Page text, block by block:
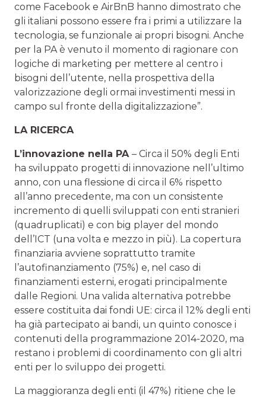
come Facebook e AirBnB hanno dimostrato che
gli italiani possono essere fra i primi a utilizzare la
tecnologia, se funzionale ai propri bisogni. Anche
per la PA è venuto il momento di ragionare con
logiche di marketing per mettere al centro i
bisogni dell’utente, nella prospettiva della
valorizzazione degli ormai investimenti messi in
campo sul fronte della digitalizzazione”.
LA RICERCA
L’innovazione nella PA – Circa il 50% degli Enti
ha sviluppato progetti di innovazione nell’ultimo
anno, con una flessione di circa il 6% rispetto
all’anno precedente, ma con un consistente
incremento di quelli sviluppati con enti stranieri
(quadruplicati) e con big player del mondo
dell’ICT (una volta e mezzo in più). La copertura
finanziaria avviene soprattutto tramite
l’autofinanziamento (75%) e, nel caso di
finanziamenti esterni, erogati principalmente
dalle Regioni. Una valida alternativa potrebbe
essere costituita dai fondi UE: circa il 12% degli enti
ha già partecipato ai bandi, un quinto conosce i
contenuti della programmazione 2014-2020, ma
restano i problemi di coordinamento con gli altri
enti per lo sviluppo dei progetti.
La maggioranza degli enti (il 47%) ritiene che le